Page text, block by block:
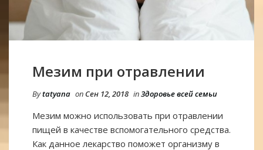
Мезим при отравлении
Bytatyana on Сен 12, 2018 inЗдоровье всей семьи
Мезим можно использовать при отравлении
пищей в качестве вспомогательного средства.
Как данное лекарство поможет организму в